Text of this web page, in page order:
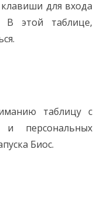
для входа
В этой таблице,
таблицу с
и персональных
Биос.